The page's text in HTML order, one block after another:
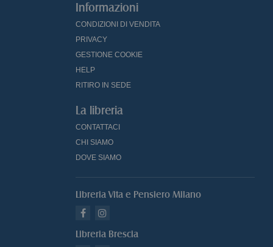
Informazioni
CONDIZIONI DI VENDITA
PRIVACY
GESTIONE COOKIE
HELP
RITIRO IN SEDE
La libreria
CONTATTACI
CHI SIAMO
DOVE SIAMO
Libreria Vita e Pensiero Milano
Libreria Brescia